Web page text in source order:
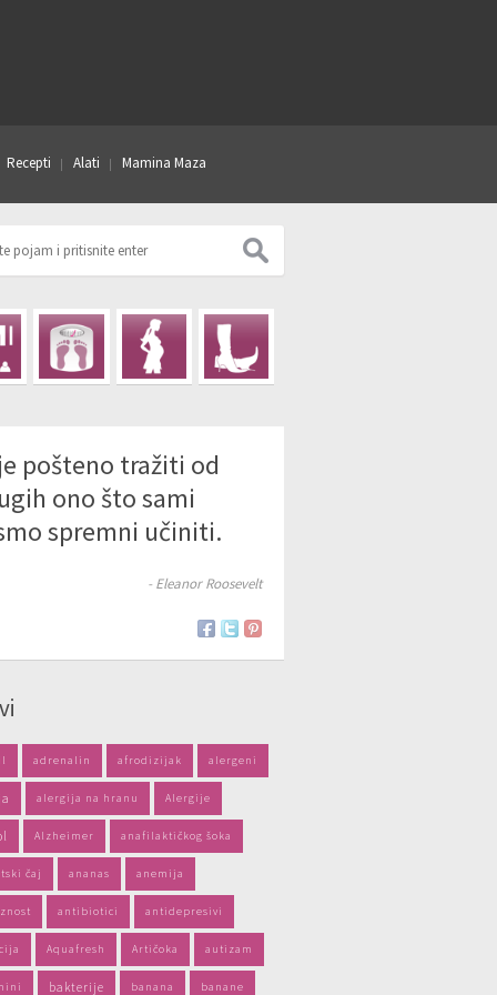
Recepti Alati Mamina Maza
pošteno tražiti od
ono što sami
spremni učiniti.
- Eleanor Roosevelt
adrenalin afrodizijak alergeni
alergija na hranu Alergije
Alzheimer anafilaktičkog šoka
čaj ananas anemija
antibiotici antidepresivi
Aquafresh Artičoka autizam
bakterije banana banane